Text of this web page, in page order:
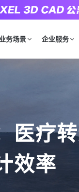
业务场景 企业服务
医疗
效率